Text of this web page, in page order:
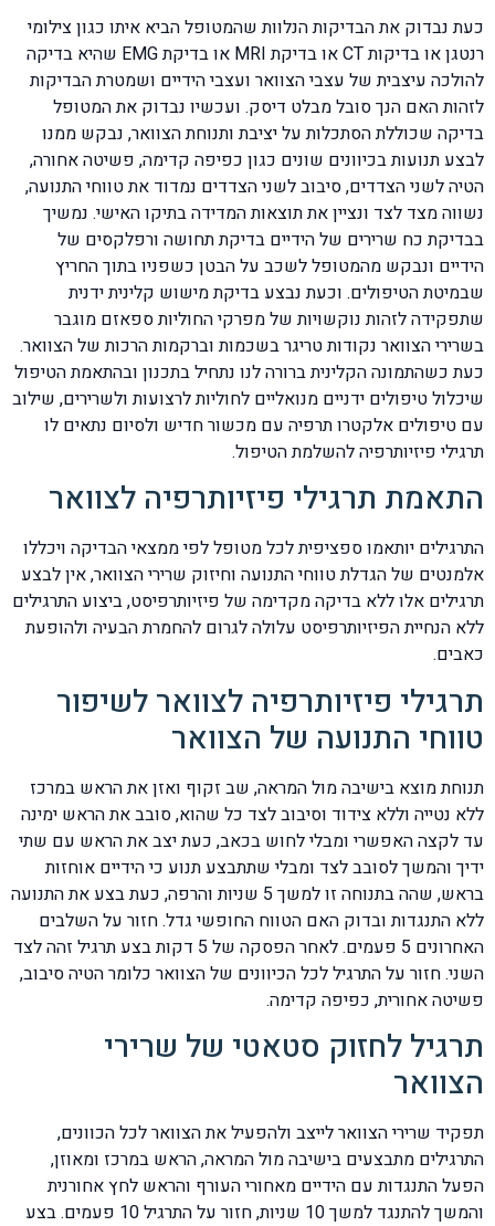
כעת נבדוק את הבדיקות הנלוות שהמטופל הביא איתו כגון צילומי
רנטגן או בדיקות CT או בדיקת MRI או בדיקת EMG שהיא בדיקה
להולכה עיצבית של עצבי הצוואר ועצבי הידיים ושמטרת הבדיקות
לזהות האם הנך סובל מבלט דיסק. ועכשיו נבדוק את המטופל
בדיקה שכוללת הסתכלות על יציבת ותנוחת הצוואר, נבקש ממנו
לבצע תנועות בכיוונים שונים כגון כפיפה קדימה, פשיטה אחורה,
הטיה לשני הצדדים, סיבוב לשני הצדדים נמדוד את טווחי התנועה,
נשווה מצד לצד ונציין את תוצאות המדידה בתיקו האישי. נמשיך
בבדיקת כח שרירים של הידיים בדיקת תחושה ורפלקסים של
הידיים ונבקש מהמטופל לשכב על הבטן כשפניו בתוך החריץ
שבמיטת הטיפולים. וכעת נבצע בדיקת מישוש קלינית ידנית
שתפקידה לזהות נוקשויות של מפרקי החוליות ספאזם מוגבר
בשרירי הצוואר נקודות טריגר בשכמות וברקמות הרכות של הצוואר.
כעת כשהתמונה הקלינית ברורה לנו נתחיל בתכנון ובהתאמת הטיפול
שיכלול טיפולים ידניים מנואליים לחוליות לרצועות ולשרירים, שילוב
עם טיפולים אלקטרו תרפיה עם מכשור חדיש ולסיום נתאים לו
תרגילי פיזיותרפיה להשלמת הטיפול.
התאמת תרגילי פיזיותרפיה לצוואר
התרגילים יותאמו ספציפית לכל מטופל לפי ממצאי הבדיקה ויכללו
אלמנטים של הגדלת טווחי התנועה וחיזוק שרירי הצוואר, אין לבצע
תרגילים אלו ללא בדיקה מקדימה של פיזיותרפיסט, ביצוע התרגילים
ללא הנחיית הפיזיותרפיסט עלולה לגרום להחמרת הבעיה ולהופעת
כאבים.
תרגילי פיזיותרפיה לצוואר לשיפור
טווחי התנועה של הצוואר
תנוחת מוצא בישיבה מול המראה, שב זקוף ואזן את הראש במרכז
ללא נטייה וללא צידוד וסיבוב לצד כל שהוא, סובב את הראש ימינה
עד לקצה האפשרי ומבלי לחוש בכאב, כעת יצב את הראש עם שתי
ידיך והמשך לסובב לצד ומבלי שתתבצע תנוע כי הידיים אוחזות
בראש, שהה בתנוחה זו למשך 5 שניות והרפה, כעת בצע את התנועה
ללא התנגדות ובדוק האם הטווח החופשי גדל. חזור על השלבים
האחרונים 5 פעמים. לאחר הפסקה של 5 דקות בצע תרגיל זהה לצד
השני. חזור על התרגיל לכל הכיוונים של הצוואר כלומר הטיה סיבוב,
פשיטה אחורית, כפיפה קדימה.
תרגיל לחזוק סטאטי של שרירי
הצוואר
תפקיד שרירי הצוואר לייצב ולהפעיל את הצוואר לכל הכוונים,
התרגילים מתבצעים בישיבה מול המראה, הראש במרכז ומאוזן,
הפעל התנגדות עם הידיים מאחורי העורף והראש לחץ אחורנית
והמשך להתנגד למשך 10 שניות, חזור על התרגיל 10 פעמים. בצע